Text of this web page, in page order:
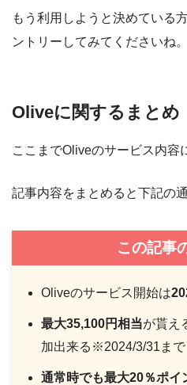
もう利用しようと決めている
ントリーしてみてくださいね。
Oliveに関するまとめ
ここまでOliveのサービス内容
記事内容をまとめると下記の
この記事
Oliveのサービス開始は
最大35,100円相当が貰え
加出来る※2024/3/31まで
通常時でも最大20％ポイ